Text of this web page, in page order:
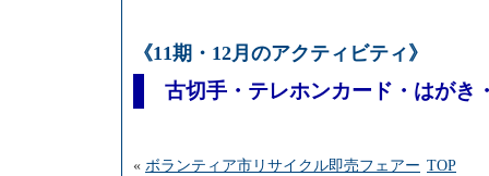
《11期・12月のアクティビティ》
古切手・テレホンカード・はがき
« ボランティア市リサイクル即売フェアー TOP